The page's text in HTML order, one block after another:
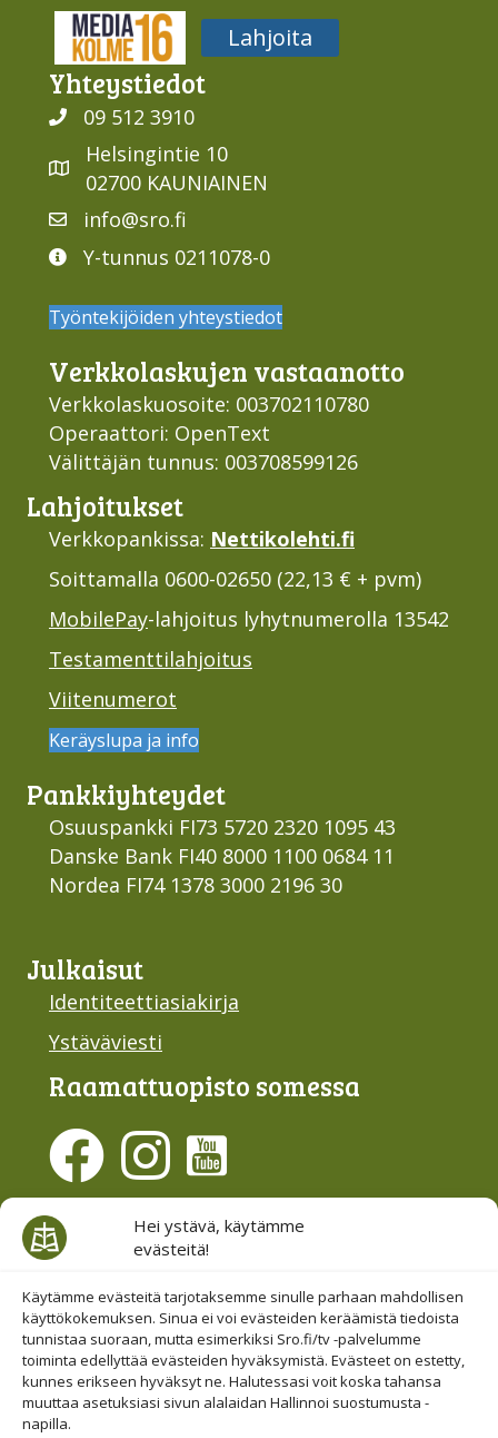
Hei ystävä, käytämme
evästeitä!
Käytämme evästeitä tarjotaksemme sinulle parhaan mahdollisen
käyttökokemuksen. Sinua ei voi evästeiden keräämistä tiedoista
tunnistaa suoraan, mutta esimerkiksi Sro.fi/tv -palvelumme
toiminta edellyttää evästeiden hyväksymistä. Evästeet on estetty,
kunnes erikseen hyväksyt ne. Halutessasi voit koska tahansa
muuttaa asetuksiasi sivun alalaidan Hallinnoi suostumusta -
napilla.
Media316
Lahjoita
Yhteys­tiedot
09 512 3910
Helsingintie 10
02700 KAUNIAINEN
info@sro.fi
Y-tunnus 0211078-0
Työntekijöiden yhteystiedot
Verkko­laskujen vastaan­otto
Verkkolaskuosoite: 003702110780
Operaattori: OpenText
Välittäjän tunnus: 003708599126
Lahjoi­tukset
Verkkopankissa: Nettikolehti.fi
Soittamalla 0600-02650 (22,13 € + pvm)
MobilePay-lahjoitus lyhytnumerolla 13542
Testamenttilahjoitus
Viitenumerot
Keräyslupa ja info
Pankki­yhteydet
Osuuspankki FI73 5720 2320 1095 43
Danske Bank FI40 8000 1100 0684 11
Nordea FI74 1378 3000 2196 30
Julkaisut
Identiteettiasiakirja
Ystäväviesti
Raamattu­opisto somessa
Evästesuostumus
Hallinnoi evästeitä
Etsi sivuiltamme